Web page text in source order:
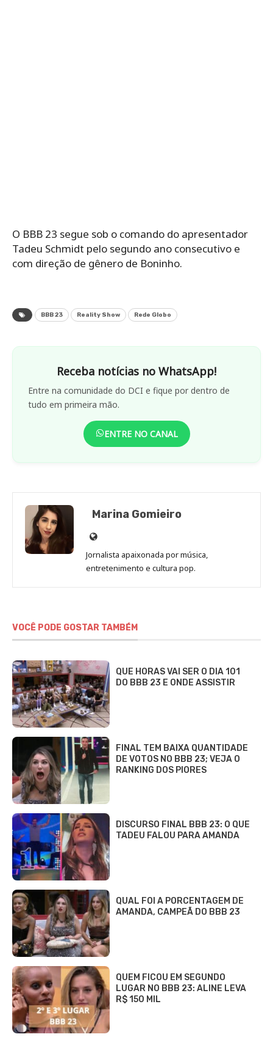
O BBB 23 segue sob o comando do apresentador
Tadeu Schmidt pelo segundo ano consecutivo e
com direção de gênero de Boninho.
BBB 23 Reality Show Rede Globo
Receba notícias no WhatsApp!
Entre na comunidade do DCI e fique por dentro de
tudo em primeira mão.
ENTRE NO CANAL
Marina Gomieiro
Site
de
Marina
Jornalista apaixonada por música,
entretenimento e cultura pop.
VOCÊ PODE GOSTAR TAMBÉM
QUE HORAS VAI SER O DIA 101
DO BBB 23 E ONDE ASSISTIR
FINAL TEM BAIXA QUANTIDADE
DE VOTOS NO BBB 23; VEJA O
RANKING DOS PIORES
DISCURSO FINAL BBB 23: O QUE
TADEU FALOU PARA AMANDA
QUAL FOI A PORCENTAGEM DE
AMANDA, CAMPEÃ DO BBB 23
QUEM FICOU EM SEGUNDO
LUGAR NO BBB 23: ALINE LEVA
R$ 150 MIL